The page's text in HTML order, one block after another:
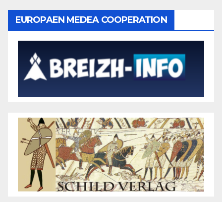
EUROPAEN MEDEA COOPERATION